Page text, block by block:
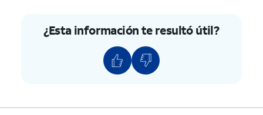
¿Esta información te resultó útil?